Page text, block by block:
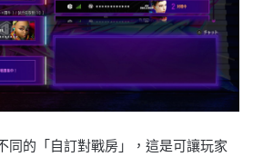
同的「自訂對戰房」，這是可讓玩家